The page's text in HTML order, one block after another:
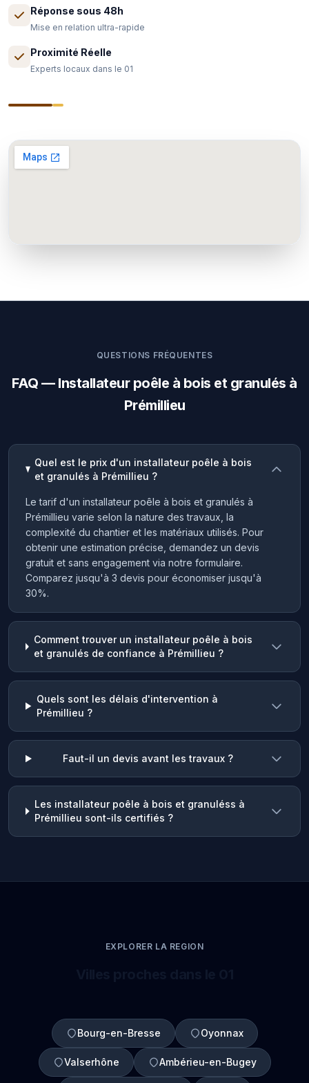
Réponse sous 48h
Mise en relation ultra-rapide
Proximité Réelle
Experts locaux dans le 01
QUESTIONS FRÉQUENTES
FAQ — Installateur poêle à bois et granulés à
Prémillieu
Quel est le prix d'un installateur poêle à bois
et granulés à Prémillieu ?
Le tarif d'un installateur poêle à bois et granulés à
Prémillieu varie selon la nature des travaux, la
complexité du chantier et les matériaux utilisés. Pour
obtenir une estimation précise, demandez un devis
gratuit et sans engagement via notre formulaire.
Comparez jusqu'à 3 devis pour économiser jusqu'à
30%.
Comment trouver un installateur poêle à bois
et granulés de confiance à Prémillieu ?
Quels sont les délais d'intervention à
Prémillieu ?
Faut-il un devis avant les travaux ?
Les installateur poêle à bois et granuléss à
Prémillieu sont-ils certifiés ?
EXPLORER LA REGION
Bourg-en-Bresse Oyonnax
Valserhône Ambérieu-en-Bugey